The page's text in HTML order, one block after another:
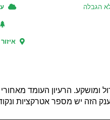
הגבלה
גדול ומושקע. הרעיון
הזה יש מספר אטרקציות